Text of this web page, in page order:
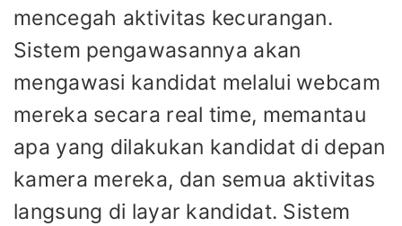
mencegah aktivitas kecurangan.
Sistem pengawasannya akan
mengawasi kandidat melalui webcam
mereka secara real time, memantau
apa yang dilakukan kandidat di depan
kamera mereka, dan semua aktivitas
langsung di layar kandidat. Sistem